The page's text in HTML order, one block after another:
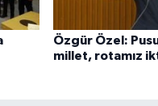
Özgür Özel:
millet, rotamız